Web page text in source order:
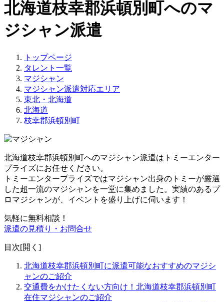
北海道枝幸郡浜頓別町へのマ
ジシャン派遣
トップページ
タレント一覧
マジシャン
マジシャン派遣対応エリア
東北・北海道
北海道
枝幸郡浜頓別町
北海道枝幸郡浜頓別町へのマジシャン派遣はトミーエンター
プライズにお任せください。
トミーエンタープライズではマジシャン出身のトミーが厳選
した超一流のマジシャンを一堂に集めました。 実績のあるプ
ロマジシャンが、イベントを盛り上げに伺います！
気軽に無料相談！
派遣の見積り・お問合せ
目次[開く ]
北海道枝幸郡浜頓別町に派遣可能なおすすめのマジシ
ャンのご紹介
交通費をかけたくない方向け！北海道枝幸郡浜頓別町
在住マジシャンのご紹介